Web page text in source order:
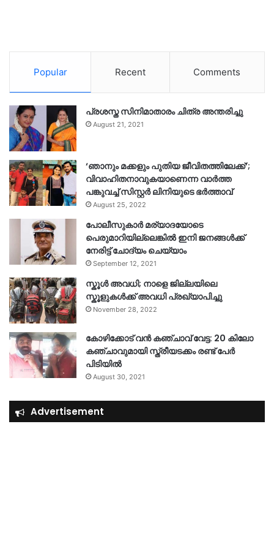
Popular Recent Comments
പ്രശസ്ത സിനിമാതാരം ചിത്ര അന്തരിച്ചു
August 21, 2021
‘ഞാനും മക്കളും പുതിയ ജീവിതത്തിലേക്ക്’;
വിവാഹിതനാവുകയാണെന്ന വാർത്ത
പങ്കുവച്ച് സിസ്റ്റർ ലിനിയുടെ ഭർത്താവ്
August 25, 2022
പോലീസുകാര്‍ മര്യാദയോടെ
പെരുമാറിയില്ലെങ്കില്‍ ഇനി ജനങ്ങള്‍ക്ക്
നേരിട്ട് ചോദ്യം ചെയ്യാം
September 12, 2021
സ്കൂൾ അവധി; നാളെ ജില്ലയിലെ
സ്കൂളുകൾക്ക് അവധി പ്രഖ്യാപിച്ചു
November 28, 2022
കോഴിക്കോട് വൻ കഞ്ചാവ് വേട്ട: 20 കിലോ
കഞ്ചാവുമായി സ്ത്രീയടക്കം രണ്ട് പേർ
പിടിയിൽ
August 30, 2021
Advertisement